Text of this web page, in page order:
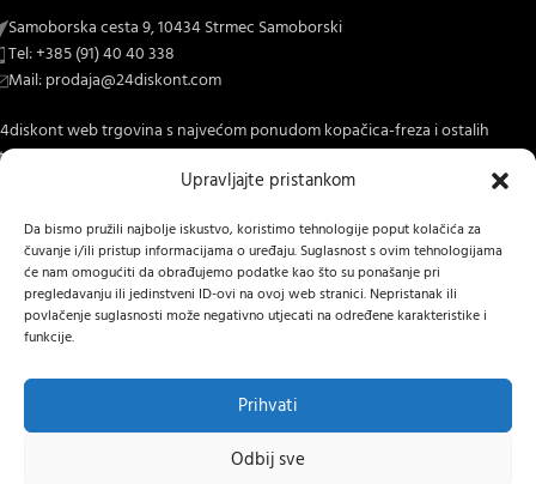
Upravljajte pristankom
Da bismo pružili najbolje iskustvo, koristimo tehnologije poput kolačića za
čuvanje i/ili pristup informacijama o uređaju. Suglasnost s ovim tehnologijama
će nam omogućiti da obrađujemo podatke kao što su ponašanje pri
pregledavanju ili jedinstveni ID-ovi na ovoj web stranici. Nepristanak ili
povlačenje suglasnosti može negativno utjecati na određene karakteristike i
funkcije.
Prihvati
Odbij sve
Samoborska cesta 9, 10434 Strmec Samoborski
Tel: +385 (91) 40 40 338
Mail: prodaja@24diskont.com
web trgovina s najvećom ponudom kopačica-freza i ostalih
za dom i vrt.
INFORMACIJE O KUPNJI
OSTALE INFORMACIJE
Prethodno
Hrvatski